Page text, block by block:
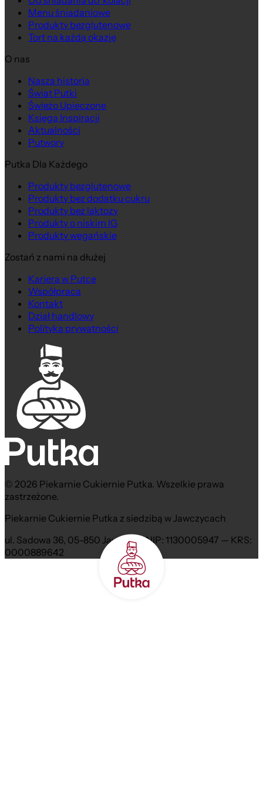
Menu śniadaniowe
Produkty bezglutenowe
Tort na każdą okazję
O nas
Nasza historia
Świat Putki
Świeżo Upieczone
Księga Inspiracji
Aktualności
Putwory
Putka Dla Każdego
Produkty bezglutenowe
Produkty bez dodatku cukru
Produkty bez laktozy
Produkty o niskim IG
Produkty wegańskie
Zostań z nami na dłużej
Kariera w Putce
Współpraca
Kontakt
Dział handlowy
Polityka prywatności
© 2026 Piekarnie Cukiernie Putka. Wszelkie prawa
zastrzeżone.
Piekarnie Cukiernie Putka z siedzibą w Jawczycach
ul. Sadowa 36, 05-850 Jawczyce NIP: 1130005947 — KRS:
0000889642